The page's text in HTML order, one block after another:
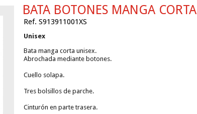
BATA BOTONES MANGA CORTA
Ref. S913911001XS
Unisex
Bata manga corta unisex.
Abrochada mediante botones.
Cuello solapa.
Tres bolsillos de parche.
Cinturón en parte trasera.